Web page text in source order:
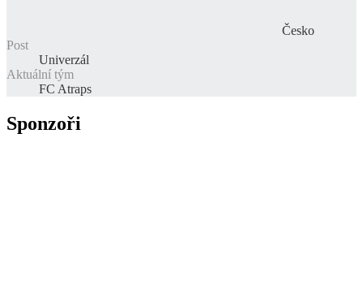
Česko
Post
Univerzál
Aktuální tým
FC Atraps
Sponzoři